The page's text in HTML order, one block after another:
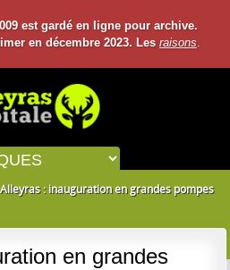
est gardé en ligne pour archive.
en décembre 2023. Les raisons.
Alleyras : inauguration en grandes pompes
en grandes